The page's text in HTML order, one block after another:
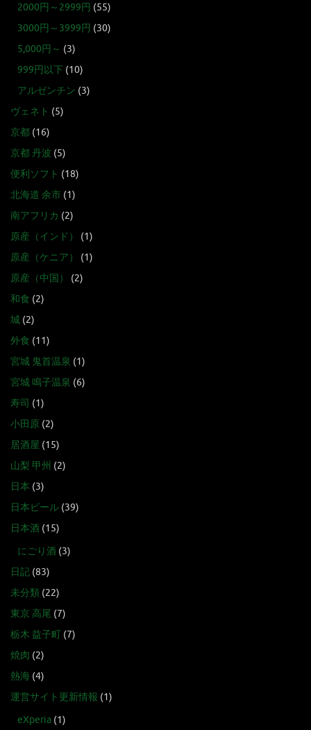
2000円～2999円 (55)
3000円～3999円 (30)
5,000円～ (3)
999円以下 (10)
アルゼンチン (3)
ヴェネト (5)
京都 (16)
京都 丹波 (5)
便利ソフト (18)
北海道 余市 (1)
南アフリカ (2)
原産（インド）
(1)
原産（ケニア）
(1)
原産（中国）
(2)
和食 (2)
城 (2)
外食 (11)
宮城 鬼首温泉 (1)
宮城 鳴子温泉 (6)
寿司 (1)
小田原 (2)
居酒屋 (15)
山梨 甲州 (2)
日本 (3)
日本ビール (39)
日本酒 (15)
にごり酒 (3)
日記 (83)
未分類 (22)
東京 高尾 (7)
栃木 益子町 (7)
焼肉 (2)
熱海 (4)
運営サイト更新情報 (1)
eXperia (1)